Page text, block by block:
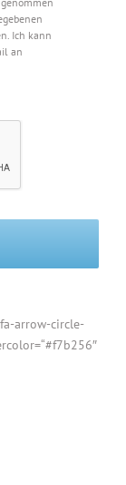
Ich kann
an
arrow-circle-